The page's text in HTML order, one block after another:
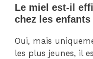
Le miel est-il
chez les enfants
Oui, mais
les plus jeunes, il